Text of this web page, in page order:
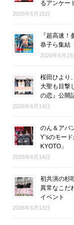
るアンケー
2026年6月15日
『超高速
恭子ら集結
2026年6月15
桜田ひより
大聖も目撃
の恋』公開
2026年6月14日
のん＆アバ
Y’sのモー
KYOTO」
2026年6月14日
初共演の杉
異常なこだ
イベント
2026年6月13日